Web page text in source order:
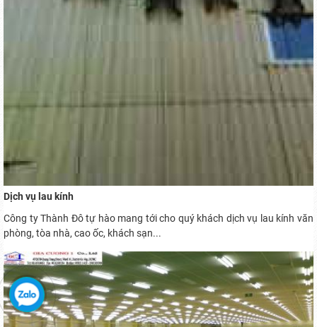
Dịch vụ lau kính
Công ty Thành Đô tự hào mang tới cho quý khách dịch vụ lau kính văn
phòng, tòa nhà, cao ốc, khách sạn...